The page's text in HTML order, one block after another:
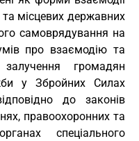
та місцевих державних
самоврядування на
про взаємодію та
громадян
у Збройних Силах
до законів
правоохоронних та
спеціального